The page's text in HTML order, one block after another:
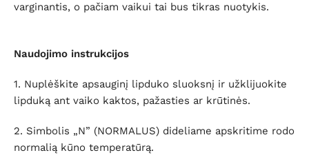
varginantis, o pačiam vaikui tai bus tikras nuotykis.
Naudojimo instrukcijos
1. Nuplėškite apsauginį lipduko sluoksnį ir užklijuokite
lipduką ant vaiko kaktos, pažasties ar krūtinės.
2. Simbolis „N” (NORMALUS) dideliame apskritime rodo
normalią kūno temperatūrą.